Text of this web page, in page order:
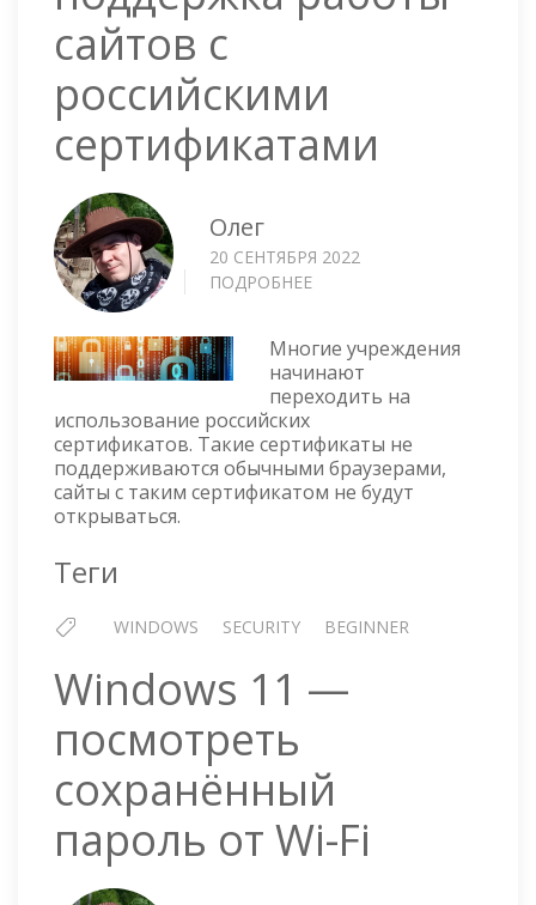
сайтов с
российскими
сертификатами
Олег
20 СЕНТЯБРЯ 2022
ПОДРОБНЕЕ
ПОДДЕРЖКА
РАБОТЫ
САЙТОВ
С
РОССИЙСКИМИ
СЕРТИФИКАТАМИ
Многие учреждения
начинают
переходить на
использование российских
сертификатов. Такие сертификаты не
поддерживаются обычными браузерами,
сайты с таким сертификатом не будут
открываться.
Теги
WINDOWS SECURITY BEGINNER
Windows 11 —
посмотреть
сохранённый
пароль от Wi-Fi